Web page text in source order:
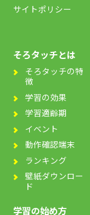
サイトポリシー
そろタッチとは
そろタッチの特
徴
学習の効果
学習適齢期
イベント
動作確認端末
ランキング
壁紙ダウンロー
ド
学習の始め方